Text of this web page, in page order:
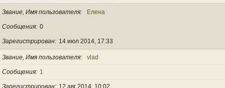
Звание, Имя пользователя Елена
Сообщения 0
Зарегистрирован 14 июл 2014, 17:33
Звание, Имя пользователя vlad
Сообщения 1
Зарегистрирован 12 авг 2014, 10:02